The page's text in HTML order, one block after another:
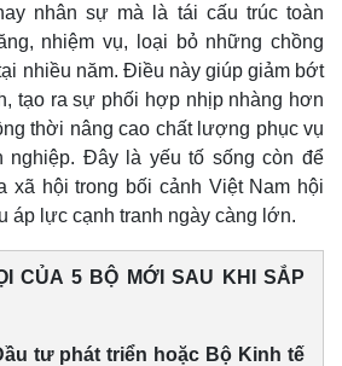
nhân sự mà là tái cấu trúc toàn
nhiệm vụ, loại bỏ những chồng
nhiều năm. Điều này giúp giảm bớt
tạo ra sự phối hợp nhịp nhàng hơn
thời nâng cao chất lượng phục vụ
nghiệp. Đây là yếu tố sống còn để
xã hội trong bối cảnh Việt Nam hội
áp lực cạnh tranh ngày càng lớn.
CỦA 5 BỘ MỚI SAU KHI SẮP
tư phát triển hoặc Bộ Kinh tế